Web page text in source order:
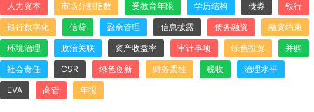
人力资本
市场分割指数 受教育年限 学历结构 债券
银行
银行数字化
信贷 盈余管理 信息披露 债务融资
融资约束
环境治理
政治关联 资产收益率 审计事项 绿色投资
并购
社会责任
CSR 绿色创新 财务柔性 税收
治理水平
EVA
高管 年报